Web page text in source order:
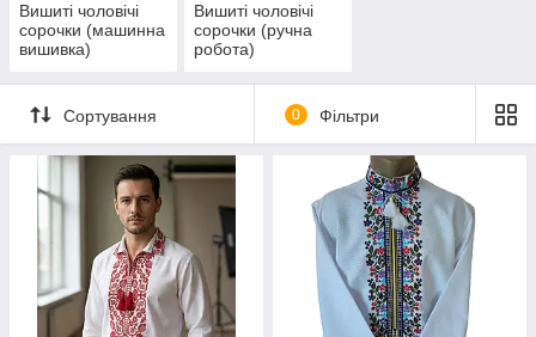
Вишиті чоловічі
сорочки (машинна
вишивка)
Вишиті чоловічі
сорочки (ручна
робота)
Сортування 0 Фільтри